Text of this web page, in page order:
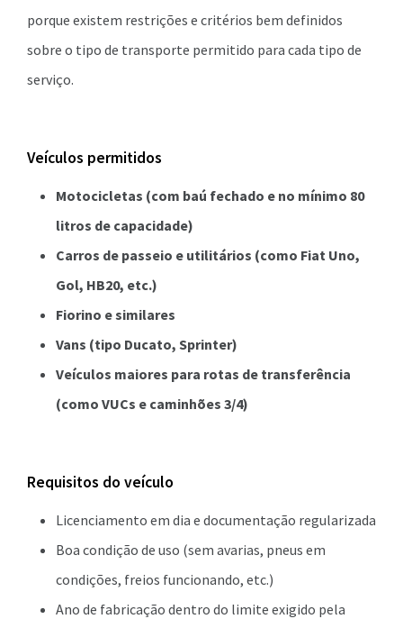
porque existem restrições e critérios bem definidos
sobre o tipo de transporte permitido para cada tipo de
serviço.
Veículos permitidos
Motocicletas (com baú fechado e no mínimo 80
litros de capacidade)
Carros de passeio e utilitários (como Fiat Uno,
Gol, HB20, etc.)
Fiorino e similares
Vans (tipo Ducato, Sprinter)
Veículos maiores para rotas de transferência
(como VUCs e caminhões 3/4)
Requisitos do veículo
Licenciamento em dia e documentação regularizada
Boa condição de uso (sem avarias, pneus em
condições, freios funcionando, etc.)
Ano de fabricação dentro do limite exigido pela